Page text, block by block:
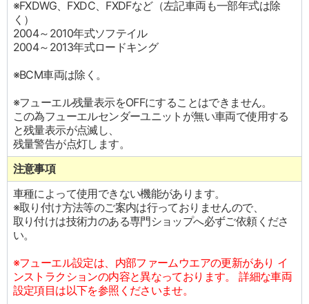
※FXDWG、FXDC、FXDFなど（左記車両も一部年式は除
く）
2004～2010年式ソフテイル
2004～2013年式ロードキング
※BCM車両は除く。
※フューエル残量表示をOFFにすることはできません。
この為フューエルセンダーユニットが無い車両で使用する
と残量表示が点滅し、
残量警告が点灯します。
注意事項
車種によって使用できない機能があります。
※取り付け方法等のご案内は行っておりませんので、
取り付けは技術力のある専門ショップへ必ずご依頼くださ
い。
※フューエル設定は、内部ファームウエアの更新があり イ
ンストラクションの内容と異なっております。 詳細な車両
設定項目は以下を参照くださいませ。